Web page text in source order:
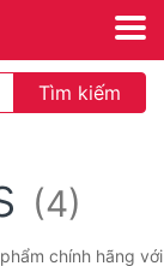
Tìm kiếm
(4)
chính hãng với